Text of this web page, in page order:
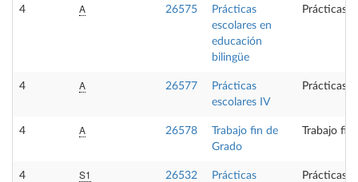
4 A 26575
Prácticas
escolares en
educación
bilingüe
Prácticas
4 A 26577
Prácticas
escolares IV
Prácticas
4 A 26578
Trabajo fin de
Grado
Trabajo fin
4 S1 26532
Prácticas
Prácticas